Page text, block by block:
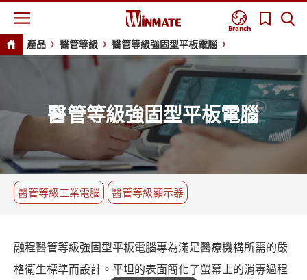
Branch
產品 醫管等級 醫管等級強固型平板電腦
醫管等級強固型平板電腦
醫管等級工業電腦 醫管等級顯示器
融程醫管等級強固型平板電腦專為滿足醫療機構所需的嚴
格衛生標準而設計。平坦的表面簡化了螢幕上的消毒過程